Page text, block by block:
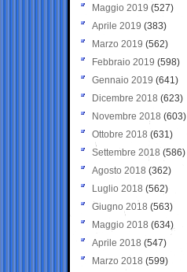
Maggio 2019 (527)
Aprile 2019 (383)
Marzo 2019 (562)
Febbraio 2019 (598)
Gennaio 2019 (641)
Dicembre 2018 (623)
Novembre 2018 (603)
Ottobre 2018 (631)
Settembre 2018 (586)
Agosto 2018 (362)
Luglio 2018 (562)
Giugno 2018 (563)
Maggio 2018 (634)
Aprile 2018 (547)
Marzo 2018 (599)